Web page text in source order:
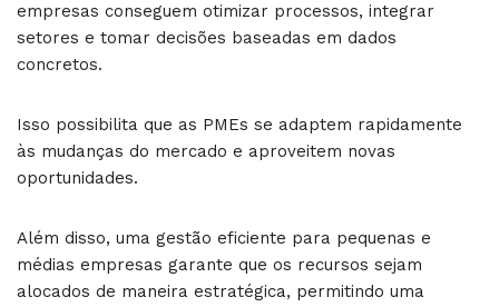
empresas conseguem otimizar processos, integrar
setores e tomar decisões baseadas em dados
concretos.
Isso possibilita que as PMEs se adaptem rapidamente
às mudanças do mercado e aproveitem novas
oportunidades.
Além disso, uma gestão eficiente para pequenas e
médias empresas garante que os recursos sejam
alocados de maneira estratégica, permitindo uma